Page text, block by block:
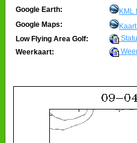
Google Earth:
KML
Google Maps:
Low Flying Area Golf:
Weerkaart: